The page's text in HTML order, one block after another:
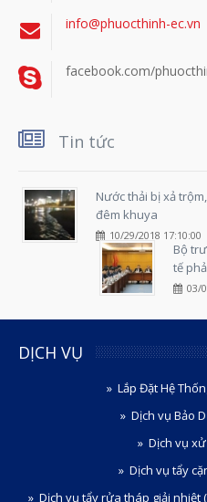
info@phuocthinh-ec.vn
facebook.com/
Tin tức
Nước thải bị xả
đêm khuya
10/29/2018 17:10:00
Bộ
tế
03/
DỊCH VỤ
Lắp Đặt Hệ
Dịch vụ Bảo
Dịch vụ
Dịch vụ tẩy
Dịch vụ tẩy rửa tháp giải nhiệt